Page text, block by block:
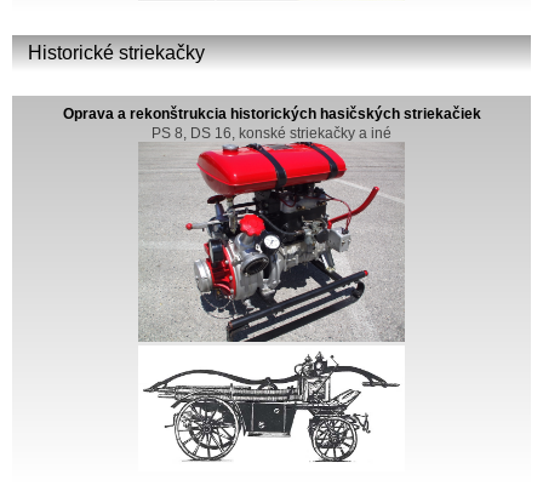
Historické striekačky
Oprava a rekonštrukcia historických hasičských striekačiek
PS 8, DS 16, konské striekačky a iné